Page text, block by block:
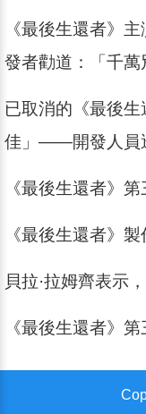
《最後生還者》
發者勸道：「千萬
已取消的《最後
佳」——開發人員
《最後生還者》
《最後生還者》
貝拉·拉姆齊表示
《最後生還者》